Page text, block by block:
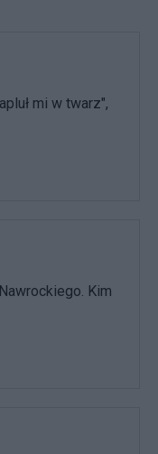
mi w twarz",
Kim